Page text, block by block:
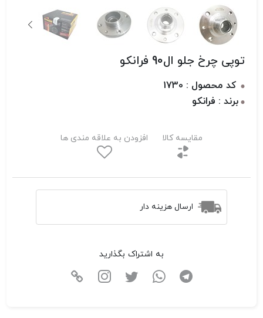
توپی چرخ جلو ال90 فرانکو
کد محصول : 1730
برند : فرانکو
مقایسه کالا افزودن به علاقه مندی ها
ارسال هزینه دار
به اشتراک بگذارید